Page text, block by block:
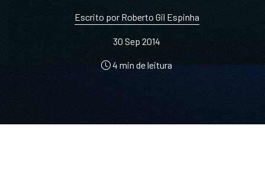
Escrito por Roberto Gil Espinha
30 Sep 2014
4 min de leitura